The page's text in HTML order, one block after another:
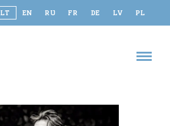
LT EN RU FR DE LV PL